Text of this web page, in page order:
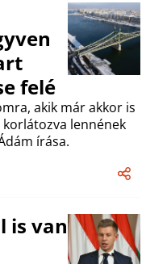
felé
akik már akkor is
lennének
írása.
is van